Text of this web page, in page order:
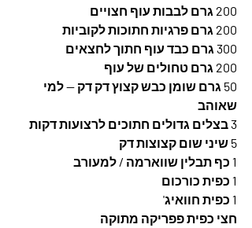
200 גרם לבבות עוף חצויים
200 גרם פרגיות חתוכות לקוביות
300 גרם כבד עוף חתוך לחצאים
200 גרם טחולים של עוף
50 גרם שומן כבש קצוץ דק דק -- למי
שאוהב
3 בצלים גדולים חתוכים לרצועות דקות
5 שיני שום קצוצות דק
1 כף תבלין שווארמה / למעורב
1 כפית כורכום
1 כפית חוואיג'
חצי כפית פפריקה מתוקה